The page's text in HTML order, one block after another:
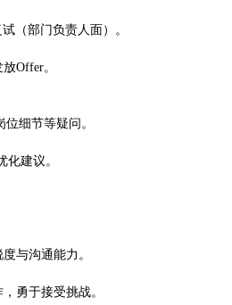
（部门负责人面）。
Offer。
细节等疑问。
化建议。
与沟通能力。
勇于接受挑战。